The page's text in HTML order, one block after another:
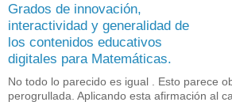
Grados de innovación,
interactividad y generalidad de
los contenidos educativos
digitales para Matemáticas.
No todo lo parecido es igual . Esto parece
perogrullada. Aplicando esta afirmación al